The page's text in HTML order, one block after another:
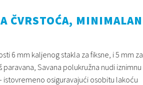
ČVRSTOĆA, MINIMALAN
6 mm kaljenog stakla za fiksne, i 5 mm za
Savana polukružna nudi iznimnu
istovremeno osiguravajući osobitu lakoću